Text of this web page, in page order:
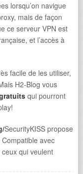
lorsqu’on navigue
mais de façon
ce serveur VPN est
et l’accès à
facile de les utiliser,
H2-Blog vous
qui pourront
SecurityKISS propose
avec
qui veulent